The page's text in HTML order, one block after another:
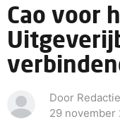
Cao voor
Door Redactie
29 november